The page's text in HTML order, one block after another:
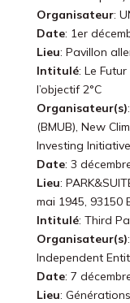
Organisateur:
Date: 1er
Lieu: Pavillon
Intitulé: Le
l’objectif 2°C
Organisateur(s)
(BMUB), New
Investing Initiative
Date: 3
Lieu:
mai 1945, 93150
Intitulé: Third
Organisateur(s)
Independent
Date: 7
Lieu: